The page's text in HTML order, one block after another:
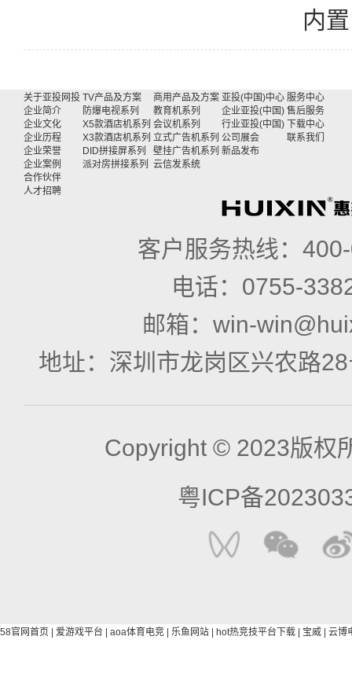
内
客户服务热线：
电话： 0755-
邮箱： win-
地址： 深圳市龙岗区兴农路
关于亚投网投
企业简介
企业文化
企业历程
企业荣誉
企业案例
合作伙伴
人才招聘
TV产品及方案
防爆电视系列
X5款酒店机系列
X3款酒店机系列
DID拼接屏系列
派对房拼接系列
商用产品及方案
教育机系列
会议机系列
立式广告机系列
壁挂广告机系列
云信发系统
亚投(中国)中心
企业亚投(中国)
行业亚投(中国)
公司展会
新品发布
服务中心
售后服务
下载中心
联系我们
Copyright © 2023版权
粤ICP备
58官网首页 | 爱游戏平台 | aoa体育电竞 | 乐鱼网站 | hot热竞技平台下载 | 宝威 | 云博